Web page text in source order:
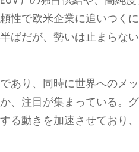
性で欧米企業に追いつく
ばだが、勢いは止まらな
あり、同時に世界へのメ
、注目が集まっている。
る動きを加速させており